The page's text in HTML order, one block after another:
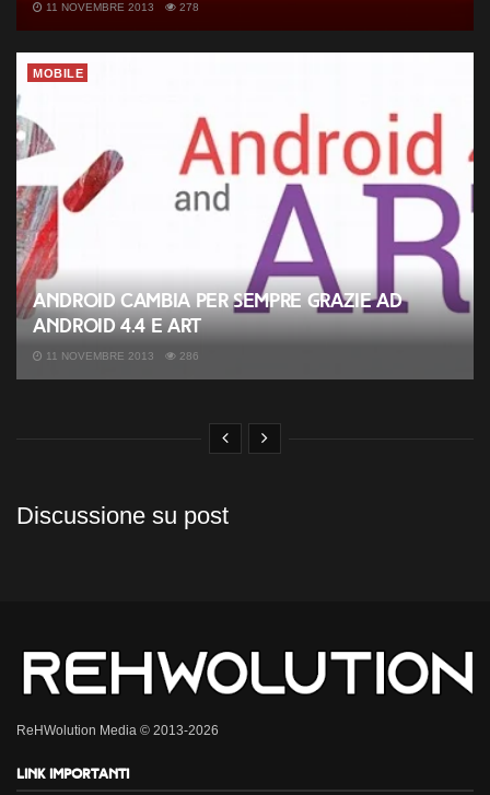
11 NOVEMBRE 2013 278
MOBILE
Android cambia per sempre grazie ad
Android 4.4 e ART
11 NOVEMBRE 2013 286
Discussione su post
ReHWolution Media © 2013-2026
Link importanti